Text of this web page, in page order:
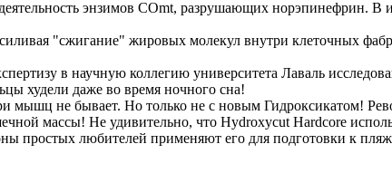
энзимов COmt, разрушающих норэпинефрин.
"сжигание" жировых молекул внутри клеточных
в научную коллегию университета Лаваль
худели даже во время ночного сна!
мышц не бывает. Но только не с новым Гидроксикатом!
массы! Не удивительно, что Hydroxycut Hardcore
любителей применяют его для подготовки к